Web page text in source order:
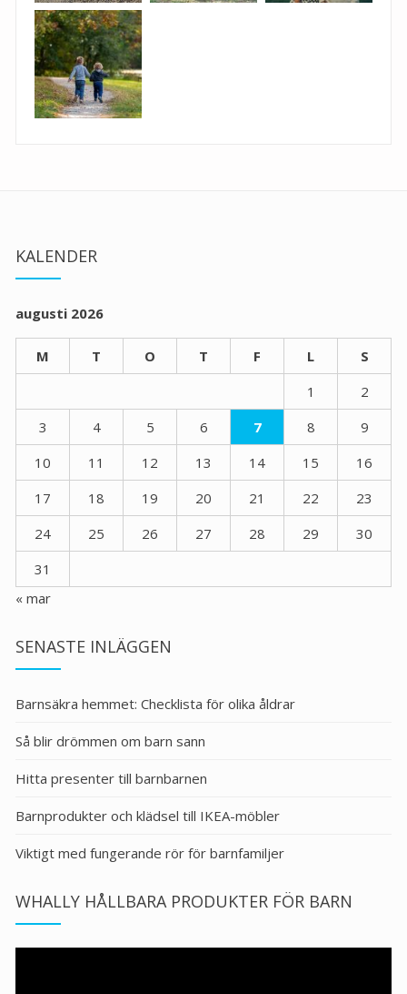
KALENDER
augusti 2026
M T O T F L
S
1
2
3
4 5 6 7 8
9
10
11 12 13 14 15
16
17
18 19 20 21 22
23
24
25 26 27 28 29
30
31
« mar
SENASTE INLÄGGEN
Barnsäkra hemmet: Checklista för olika åldrar
Så blir drömmen om barn sann
Hitta presenter till barnbarnen
Barnprodukter och klädsel till IKEA-möbler
Viktigt med fungerande rör för barnfamiljer
WHALLY HÅLLBARA PRODUKTER FÖR BARN